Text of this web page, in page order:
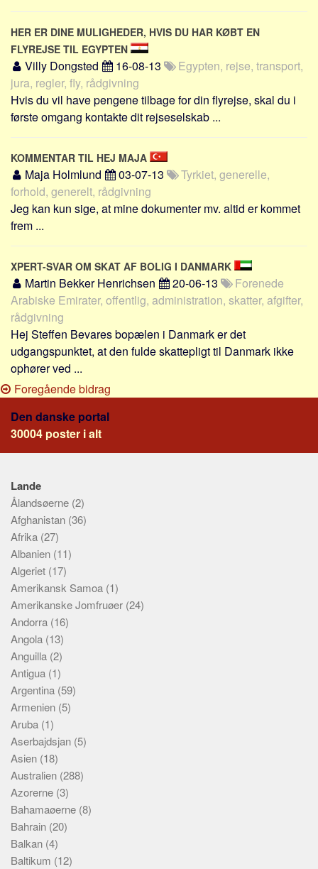
HER ER DINE MULIGHEDER, HVIS DU HAR KØBT EN
FLYREJSE TIL EGYPTEN
Villy Dongsted 16-08-13
Egypten, rejse, transport,
jura, regler, fly, rådgivning
Hvis du vil have pengene tilbage for din flyrejse, skal du i
første omgang kontakte dit rejseselskab ...
KOMMENTAR TIL HEJ MAJA
Maja Holmlund 03-07-13
Tyrkiet, generelle,
forhold, generelt, rådgivning
Jeg kan kun sige, at mine dokumenter mv. altid er kommet
frem ...
XPERT-SVAR OM SKAT AF BOLIG I DANMARK
Martin Bekker Henrichsen 20-06-13
Forenede
Arabiske Emirater, offentlig, administration, skatter, afgifter,
rådgivning
Hej Steffen Bevares bopælen i Danmark er det
udgangspunktet, at den fulde skattepligt til Danmark ikke
ophører ved ...
Foregående bidrag
Den danske portal
30004 poster i alt
Lande
Ålandsøerne (2)
Afghanistan (36)
Afrika (27)
Albanien (11)
Algeriet (17)
Amerikansk Samoa (1)
Amerikanske Jomfruøer (24)
Andorra (16)
Angola (13)
Anguilla (2)
Antigua (1)
Argentina (59)
Armenien (5)
Aruba (1)
Aserbajdsjan (5)
Asien (18)
Australien (288)
Azorerne (3)
Bahamaøerne (8)
Bahrain (20)
Balkan (4)
Baltikum (12)